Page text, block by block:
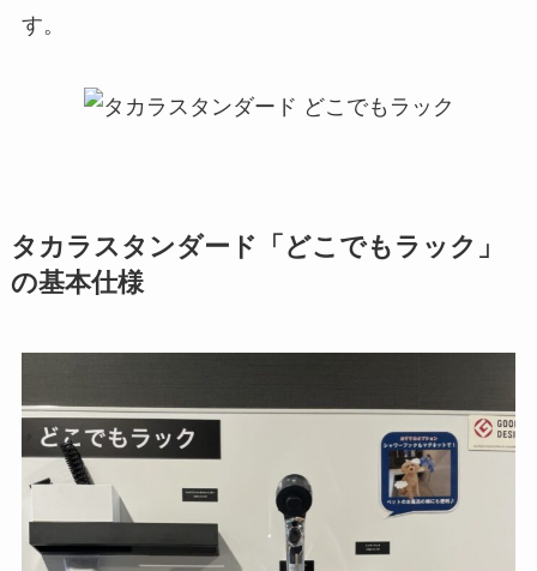
す。
タカラスタンダード「どこでもラック」
の基本仕様